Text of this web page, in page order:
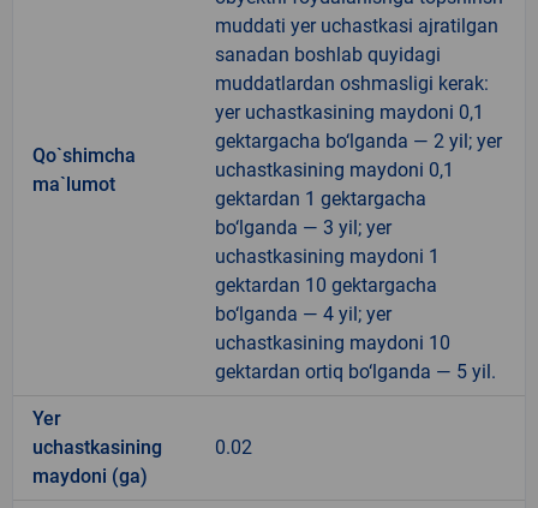
Qo`shimcha
ma`lumot
muddati yer uchastkasi ajratilgan
sanadan boshlab quyidagi
muddatlardan oshmasligi kerak:
yer uchastkasining maydoni 0,1
gektargacha bo‘lganda — 2 yil; yer
uchastkasining maydoni 0,1
gektardan 1 gektargacha
bo‘lganda — 3 yil; yer
uchastkasining maydoni 1
gektardan 10 gektargacha
bo‘lganda — 4 yil; yer
uchastkasining maydoni 10
gektardan ortiq bo‘lganda — 5 yil.
Yer
uchastkasining
maydoni (ga)
0.02